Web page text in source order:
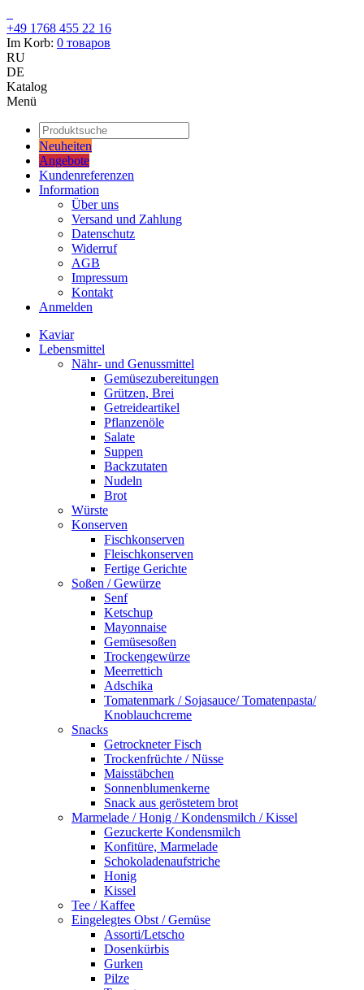
+49 1768 455 22 16
Im Korb: 0 товаров
RU
DE
Katalog
Menü
Neuheiten
Angebote
Kundenreferenzen
Information
Über uns
Versand und Zahlung
Datenschutz
Widerruf
AGB
Impressum
Kontakt
Anmelden
Kaviar
Lebensmittel
Nähr- und Genussmittel
Gemüsezubereitungen
Grützen, Brei
Getreideartikel
Pflanzenöle
Salate
Suppen
Backzutaten
Nudeln
Brot
Würste
Konserven
Fischkonserven
Fleischkonserven
Fertige Gerichte
Soßen / Gewürze
Senf
Ketschup
Mayonnaise
Gemüsesoßen
Trockengewürze
Meerrettich
Adschika
Tomatenmark / Sojasauce/ Tomatenpasta/
Knoblauchcreme
Snacks
Getrockneter Fisch
Trockenfrüchte / Nüsse
Maisstäbchen
Sonnenblumenkerne
Snack aus geröstetem brot
Marmelade / Honig / Kondensmilch / Kissel
Gezuckerte Kondensmilch
Konfitüre, Marmelade
Schokoladenaufstriche
Honig
Kissel
Tee / Kaffee
Eingelegtes Obst / Gemüse
Assorti/Letscho
Dosenkürbis
Gurken
Pilze